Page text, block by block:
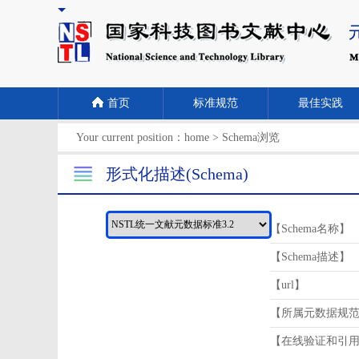
首页 标准规范 最佳实践
Your current position： home > Schema浏览
形式化描述(Schema)
【Schema名称】
【Schema描述】
【url】
【所属元数据规
【在线验证和引